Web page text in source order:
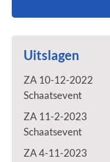
Uitslagen
ZA 10-12-2022
Schaatsevent
ZA 11-2-2023
Schaatsevent
ZA 4-11-2023